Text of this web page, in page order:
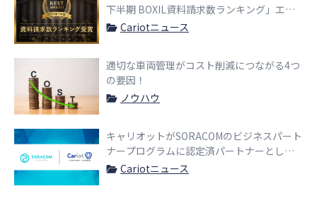
下半期 BOXIL資料請求数ランキング」エネ
ルギー/環境/リサイクル系,金融/保険系業界
Cariotニュース
適切な車両管理がコスト削減につながる4つ
の要因！
ノウハウ
キャリオットがSORACOMのビジネスパート
ナープログラムに認定済パートナーとして
参画Cariotニュース